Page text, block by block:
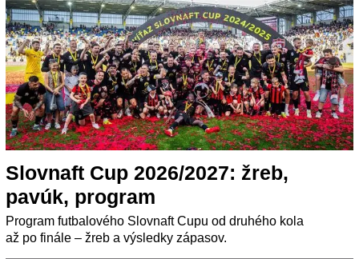
Slovnaft Cup 2026/2027: žreb,
pavúk, program
Program futbalového Slovnaft Cupu od druhého kola
až po finále – žreb a výsledky zápasov.